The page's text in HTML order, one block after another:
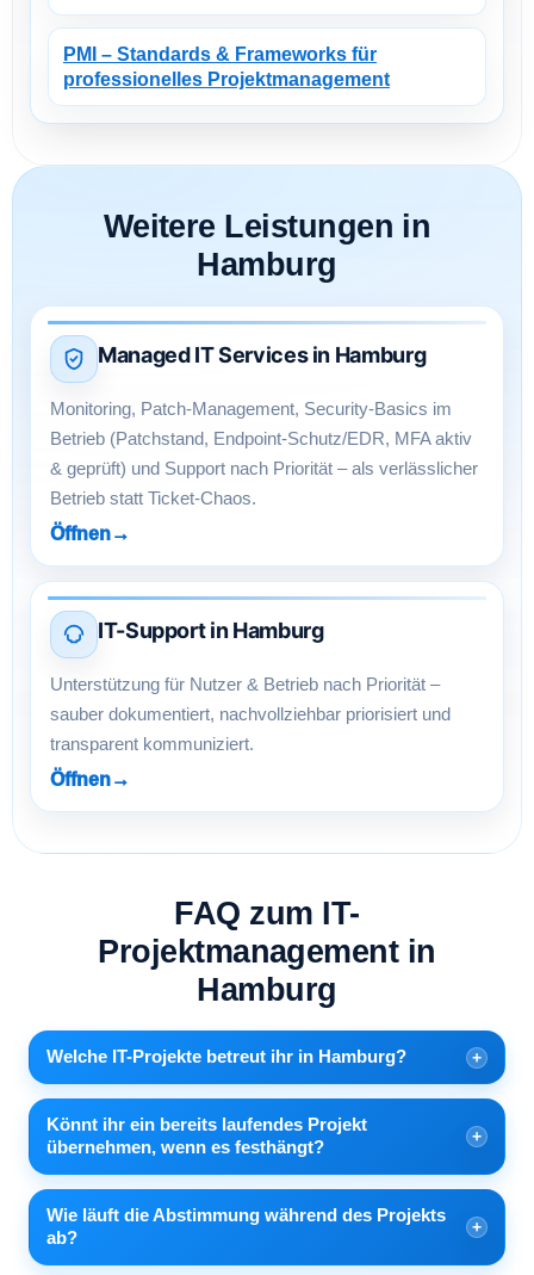
PMI – Standards & Frameworks für
professionelles Projektmanagement
Weitere Leistungen in
Hamburg
Managed IT Services in Hamburg
Monitoring, Patch-Management, Security-Basics im
Betrieb (Patchstand, Endpoint-Schutz/EDR, MFA aktiv
& geprüft) und Support nach Priorität – als verlässlicher
Betrieb statt Ticket-Chaos.
Öffnen→
IT-Support in Hamburg
Unterstützung für Nutzer & Betrieb nach Priorität –
sauber dokumentiert, nachvollziehbar priorisiert und
transparent kommuniziert.
Öffnen→
FAQ zum IT-
Projektmanagement in
Hamburg
Welche IT-Projekte betreut ihr in Hamburg?
Könnt ihr ein bereits laufendes Projekt
übernehmen, wenn es festhängt?
Wie läuft die Abstimmung während des Projekts
ab?